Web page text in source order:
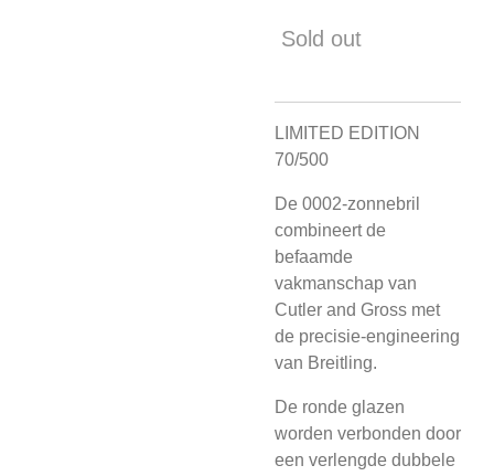
Sold out
LIMITED EDITION
70/500
De 0002-zonnebril
combineert de
befaamde
vakmanschap van
Cutler and Gross met
de precisie-engineering
van Breitling.
De ronde glazen
worden verbonden door
een verlengde dubbele